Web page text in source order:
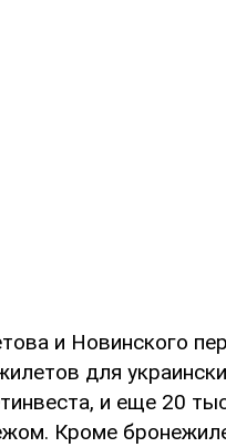
и Новинского
для
и еще 20
Кроме